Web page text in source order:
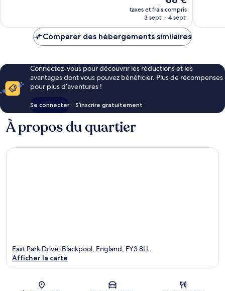
nouveau
prix
de
taxes et frais compris
3 sept. - 4 sept.
Comparer des hébergements similaires
Connectez-vous pour découvrir les réductions et les
avantages dont vous pouvez bénéficier. Plus de récompenses
pour plus d’aventures !
Se connecter S’inscrire gratuitement
À propos du quartier
Carte
East Park Drive, Blackpool, England, FY3 8LL
Afficher la carte